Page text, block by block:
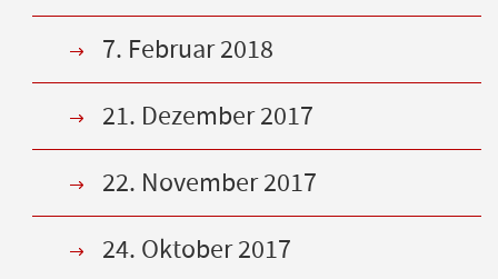
7. Februar 2018
21. Dezember 2017
22. November 2017
24. Oktober 2017